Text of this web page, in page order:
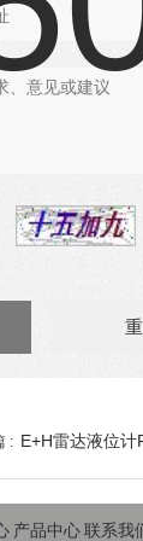
: E+H雷达液位
产品中心联系我